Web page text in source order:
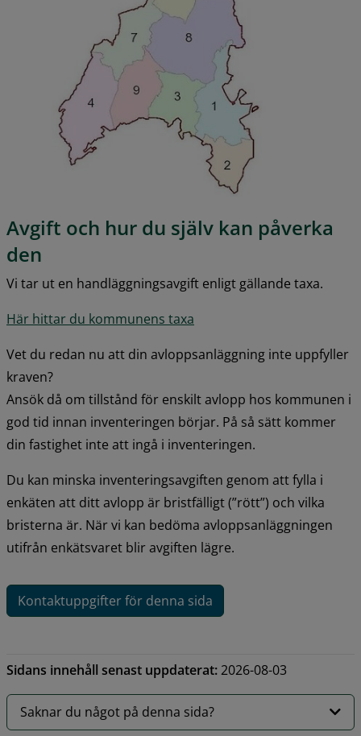
Avgift och hur du själv kan påverka
den
Vi tar ut en handläggningsavgift enligt gällande taxa.
Här hittar du kommunens taxa
Vet du redan nu att din avloppsanläggning inte uppfyller
kraven?
Ansök då om tillstånd för enskilt avlopp hos kommunen i
god tid innan inventeringen börjar. På så sätt kommer
din fastighet inte att ingå i inventeringen.
Du kan minska inventeringsavgiften genom att fylla i
enkäten att ditt avlopp är bristfälligt (”rött”) och vilka
bristerna är. När vi kan bedöma avloppsanläggningen
utifrån enkätsvaret blir avgiften lägre.
Kontaktuppgifter för denna sida
Sidans innehåll senast uppdaterat:2026-08-03
Saknar du något på denna sida?